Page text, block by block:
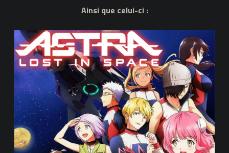
Ainsi que celui-ci :